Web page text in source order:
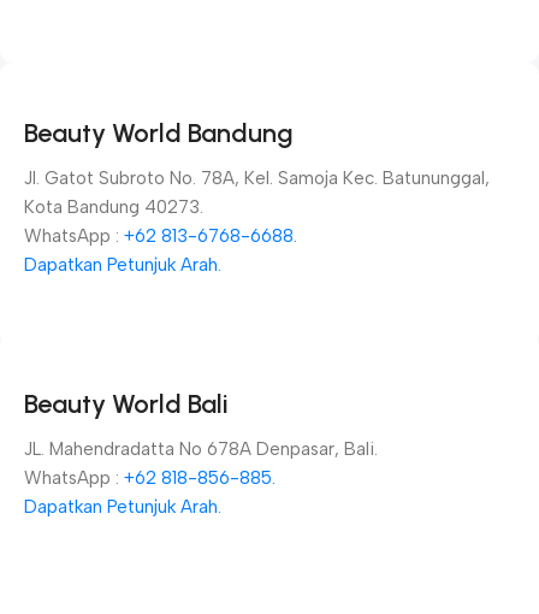
Beauty World Bandung
Jl. Gatot Subroto No. 78A, Kel. Samoja Kec. Batununggal,
Kota Bandung 40273.
WhatsApp : +62 813-6768-6688.
Dapatkan Petunjuk Arah.
Beauty World Bali
JL. Mahendradatta No 678A Denpasar, Bali.
WhatsApp : +62 818-856-885.
Dapatkan Petunjuk Arah.